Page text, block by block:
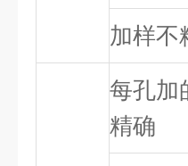
加样不
每孔加
精确